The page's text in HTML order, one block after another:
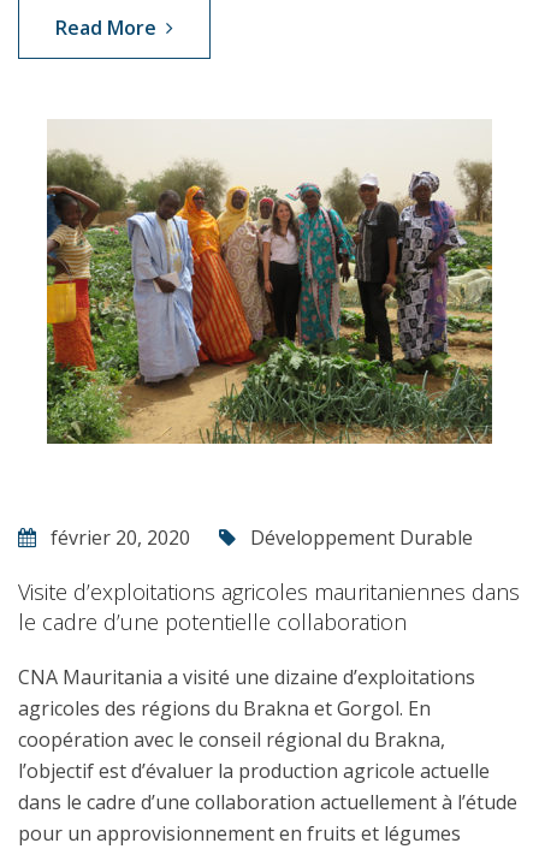
Read More
février 20, 2020 Développement Durable
Visite d’exploitations agricoles mauritaniennes dans
le cadre d’une potentielle collaboration
CNA Mauritania a visité une dizaine d’exploitations
agricoles des régions du Brakna et Gorgol. En
coopération avec le conseil régional du Brakna,
l’objectif est d’évaluer la production agricole actuelle
dans le cadre d’une collaboration actuellement à l’étude
pour un approvisionnement en fruits et légumes